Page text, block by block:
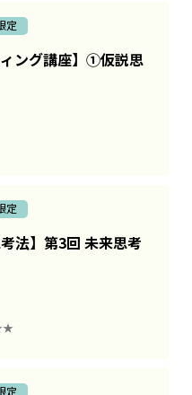
定
ィング講座】①仮説思
定
法】第3回 未来思考